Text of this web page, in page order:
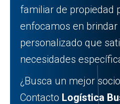
familiar de propiedad
enfocamos en brindar
personalizado que
necesidades
¿Busca un mejor
Contacto Logística